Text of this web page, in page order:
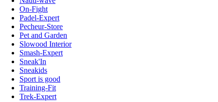
On-Fight
Padel-Expert
Pecheur-Store
Pet and Garden
Slowood Interior
Smash-Expert
Sneak'In
Sneakids
Sport is good
Training-Fit
Trek-Expert